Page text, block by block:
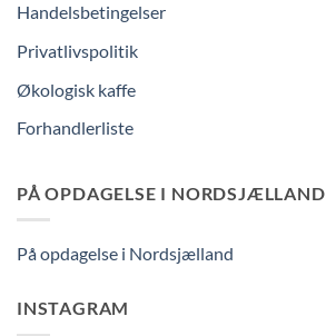
Handelsbetingelser
Privatlivspolitik
Økologisk kaffe
Forhandlerliste
PÅ OPDAGELSE I NORDSJÆLLAND
På opdagelse i Nordsjælland
INSTAGRAM